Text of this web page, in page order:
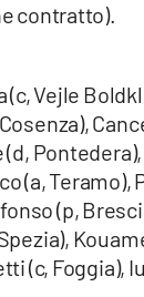
contratto).
(c, Vejle
(a, Teramo),
(p,
(c, Foggia),